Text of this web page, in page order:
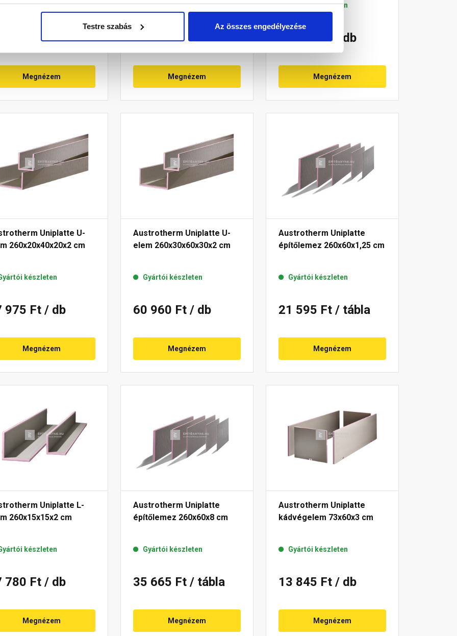
Testre szabás Az összes engedélyezése
készleten
785 Ft/ tábla
Megnézem
Gyártói készleten
23 775 Ft/ tábla
Megnézem
Gyártói készleten
31 750 Ft / db
Megnézem
Uniplatte U-
260x20x40x20x2 cm
készleten
975 Ft / db
Megnézem
Austrotherm Uniplatte U-
elem 260x30x60x30x2 cm
Gyártói készleten
60 960 Ft / db
Megnézem
Austrotherm Uniplatte
építőlemez 260x60x1,25 cm
Gyártói készleten
21 595 Ft / tábla
Megnézem
Uniplatte L-
260x15x15x2 cm
készleten
780 Ft / db
Megnézem
Austrotherm Uniplatte
építőlemez 260x60x8 cm
Gyártói készleten
35 665 Ft / tábla
Megnézem
Austrotherm Uniplatte
kádvégelem 73x60x3 cm
Gyártói készleten
13 845 Ft / db
Megnézem